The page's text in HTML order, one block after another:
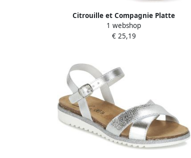
Citrouille et Compagnie Platte
sandalen GAUFRETTE
1 webshop
€ 25,19